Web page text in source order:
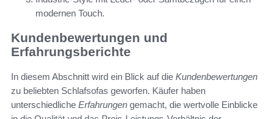
modernen Touch.
Kundenbewertungen und
Erfahrungsberichte
In diesem Abschnitt wird ein Blick auf die Kundenbewertungen
zu beliebten Schlafsofas geworfen. Käufer haben
unterschiedliche Erfahrungen gemacht, die wertvolle Einblicke